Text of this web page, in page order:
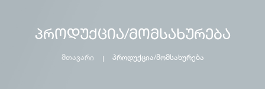
პროდუქცია/მომსახურება
მთავარი პროდუქცია/მომსახურება